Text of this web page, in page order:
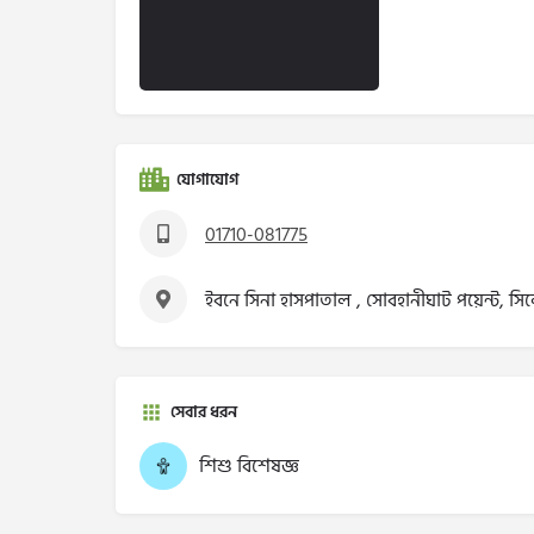
যোগাযোগ
01710-081775
ইবনে সিনা হাসপাতাল , সোবহানীঘাট পয়েন্ট,
সেবার ধরন
শিশু বিশেষজ্ঞ